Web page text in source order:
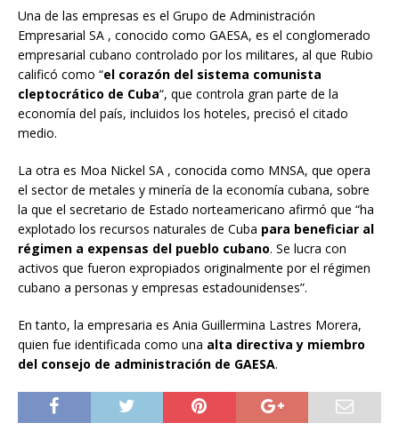
Una de las empresas es el Grupo de Administración
Empresarial SA , conocido como GAESA, es el conglomerado
empresarial cubano controlado por los militares, al que Rubio
calificó como “el corazón del sistema comunista
cleptocrático de Cuba“, que controla gran parte de la
economía del país, incluidos los hoteles, precisó el citado
medio.
La otra es Moa Nickel SA , conocida como MNSA, que opera
el sector de metales y minería de la economía cubana, sobre
la que el secretario de Estado norteamericano afirmó que “ha
explotado los recursos naturales de Cuba para beneficiar al
régimen a expensas del pueblo cubano. Se lucra con
activos que fueron expropiados originalmente por el régimen
cubano a personas y empresas estadounidenses”.
En tanto, la empresaria es Ania Guillermina Lastres Morera,
quien fue identificada como una alta directiva y miembro
del consejo de administración de GAESA.